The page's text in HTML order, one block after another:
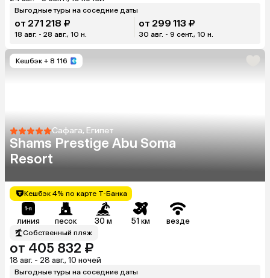
Выгодные туры на соседние даты
от 271 218 ₽
18 авг. - 28 авг., 10 н.
от 299 113 ₽
30 авг. - 9 сент., 10 н.
Кешбэк + 8 116
Сафага, Египет
Shams Prestige Abu Soma
Resort
Кешбэк 4% по карте Т-Банка
линия песок 30 м 51 км везде
Собственный пляж
от 405 832 ₽
18 авг. - 28 авг., 10 ночей
Выгодные туры на соседние даты